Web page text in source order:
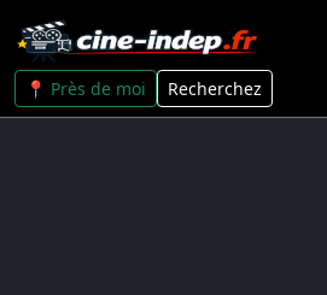
📍 Près de moi Recherchez